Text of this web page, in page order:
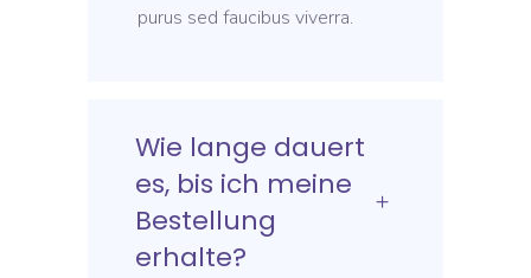
purus sed faucibus viverra.
Wie lange dauert
es, bis ich meine
Bestellung
erhalte?